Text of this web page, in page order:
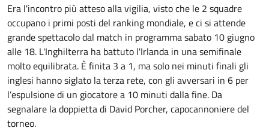
Era l'incontro più atteso alla vigilia, visto che le 2 squadre
occupano i primi posti del ranking mondiale, e ci si attende
grande spettacolo dal match in programma sabato 10 giugno
alle 18. L'Inghilterra ha battuto l'Irlanda in una semifinale
molto equilibrata. È finita 3 a 1, ma solo nei minuti finali gli
inglesi hanno siglato la terza rete, con gli avversari in 6 per
l’espulsione di un giocatore a 10 minuti dalla fine. Da
segnalare la doppietta di David Porcher, capocannoniere del
torneo.